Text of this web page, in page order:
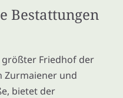
Bestattungen
Friedhof der
Zurmaiener und
bietet der